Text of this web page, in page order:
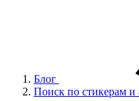
Блог
Поиск по стикерам и